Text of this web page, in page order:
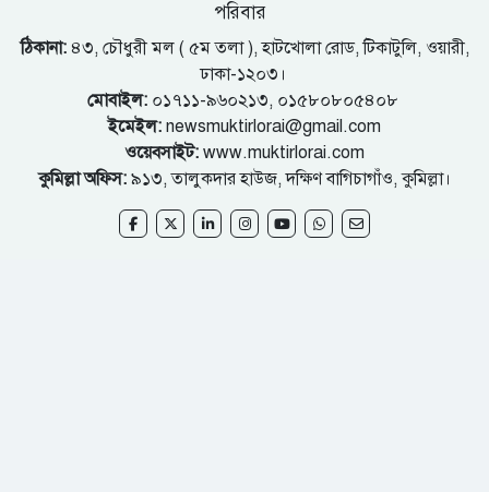
পরিবার
ঠিকানা:৪৩, চৌধুরী মল ( ৫ম তলা ), হাটখোলা রোড, টিকাটুলি, ওয়ারী,
ঢাকা-১২০৩।
মোবাইল:০১৭১১-৯৬০২১৩, ০১৫৮০৮০৫৪০৮
ইমেইল: newsmuktirlorai@gmail.com
ওয়েবসাইট: www.muktirlorai.com
কুমিল্লা অফিস: ৯১৩, তালুকদার হাউজ, দক্ষিণ বাগিচাগাঁও, কুমিল্লা।